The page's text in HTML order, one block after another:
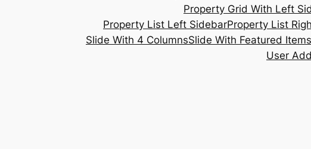
Property Grid With Left
Property List Left SidebarProperty List
Slide With 4 ColumnsSlide With Featured Items
User